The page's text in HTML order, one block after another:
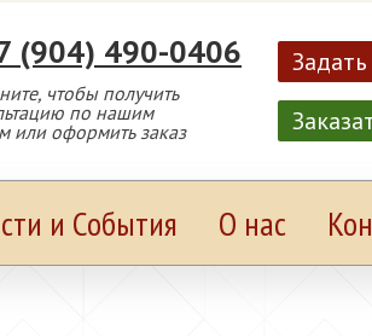
(904) 490-0406
чтобы получить
по нашим
или оформить заказ
и События О нас